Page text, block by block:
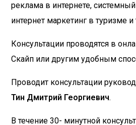
реклама в интернете,
интернет маркетинг в туризме и
Консультации проводятся в
Скайп или другим удобным
Проводит консультации
Тин Дмитрий Георгиевич.
В течение 30- минутной